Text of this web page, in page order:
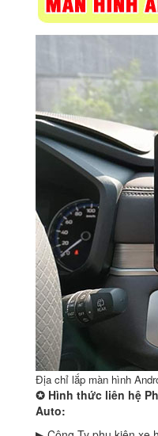
Địa chỉ lắp màn hình
✪ Hình thức liên hệ
Auto: